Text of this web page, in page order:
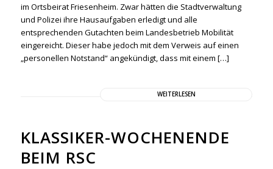
im Ortsbeirat Friesenheim. Zwar hätten die Stadtverwaltung
und Polizei ihre Hausaufgaben erledigt und alle
entsprechenden Gutachten beim Landesbetrieb Mobilität
eingereicht. Dieser habe jedoch mit dem Verweis auf einen
„personellen Notstand“ angekündigt, dass mit einem […]
WEITERLESEN
KLASSIKER-WOCHENENDE
BEIM RSC